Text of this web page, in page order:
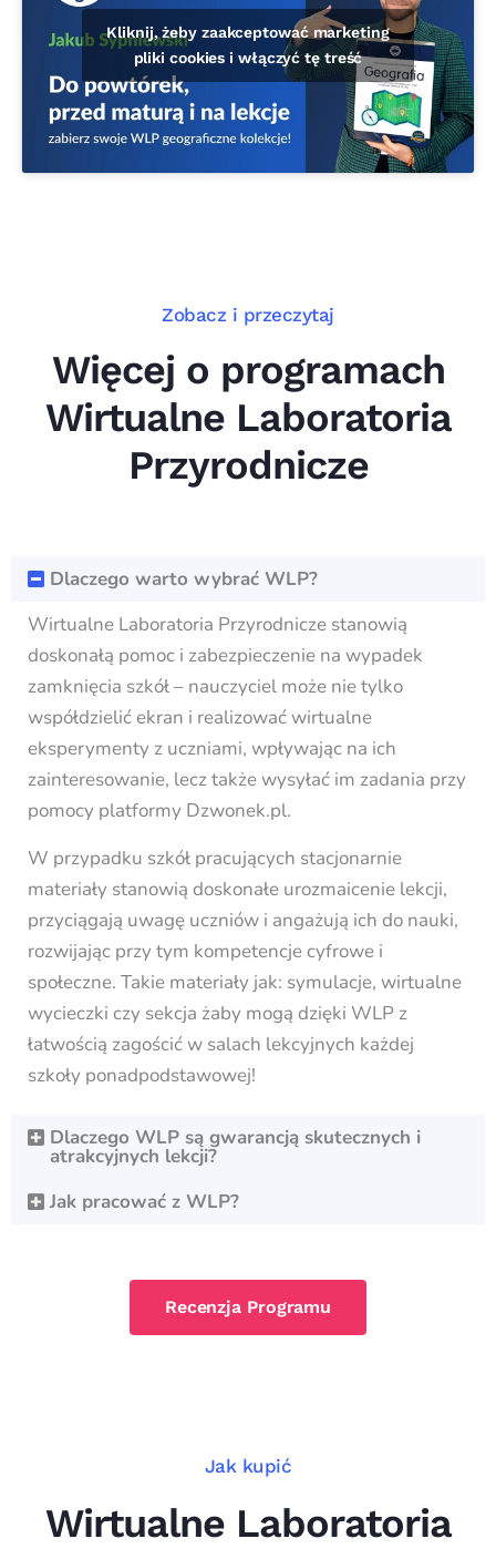
Kliknij, żeby zaakceptować marketing
pliki cookies i włączyć tę treść
Zobacz i przeczytaj
Więcej o programach
Wirtualne Laboratoria
Przyrodnicze
Dlaczego warto wybrać WLP?
Wirtualne Laboratoria Przyrodnicze stanowią
doskonałą pomoc i zabezpieczenie na wypadek
zamknięcia szkół – nauczyciel może nie tylko
współdzielić ekran i realizować wirtualne
eksperymenty z uczniami, wpływając na ich
zainteresowanie, lecz także wysyłać im zadania przy
pomocy platformy Dzwonek.pl.
W przypadku szkół pracujących stacjonarnie
materiały stanowią doskonałe urozmaicenie lekcji,
przyciągają uwagę uczniów i angażują ich do nauki,
rozwijając przy tym kompetencje cyfrowe i
społeczne. Takie materiały jak: symulacje, wirtualne
wycieczki czy sekcja żaby mogą dzięki WLP z
łatwością zagościć w salach lekcyjnych każdej
szkoły ponadpodstawowej!
Dlaczego WLP są gwarancją skutecznych i
atrakcyjnych lekcji?
Jak pracować z WLP?
Recenzja Programu
Jak kupić
Wirtualne Laboratoria